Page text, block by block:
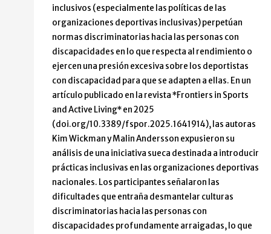
inclusivos (especialmente las políticas de las
organizaciones deportivas inclusivas) perpetúan
normas discriminatorias hacia las personas con
discapacidades en lo que respecta al rendimiento o
ejercen una presión excesiva sobre los deportistas
con discapacidad para que se adapten a ellas. En un
artículo publicado en la revista *Frontiers in Sports
and Active Living* en 2025
(doi.org/10.3389/fspor.2025.1641914), las autoras
Kim Wickman y Malin Andersson expusieron su
análisis de una iniciativa sueca destinada a introducir
prácticas inclusivas en las organizaciones deportivas
nacionales. Los participantes señalaron las
dificultades que entraña desmantelar culturas
discriminatorias hacia las personas con
discapacidades profundamente arraigadas, lo que